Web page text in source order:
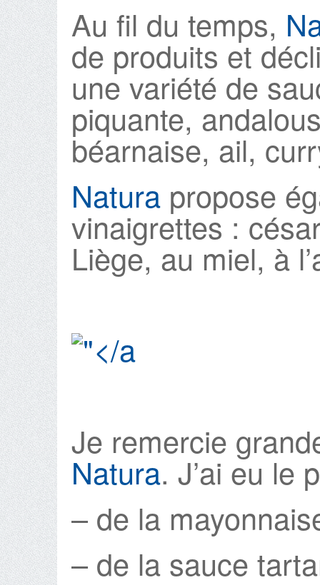
Au fil du temps,
de produits et
une variété de
piquante,
béarnaise, ail,
Natura propose
vinaigrettes :
Liège, au miel, à
Je remercie
Natura. J’ai eu le
– de la
– de la sauce